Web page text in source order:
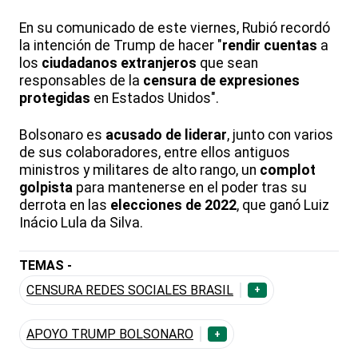
En su comunicado de este viernes, Rubió recordó
la intención de Trump de hacer "rendir cuentas a
los ciudadanos extranjeros que sean
responsables de la censura de expresiones
protegidas en Estados Unidos".
Bolsonaro es acusado de liderar, junto con varios
de sus colaboradores, entre ellos antiguos
ministros y militares de alto rango, un complot
golpista para mantenerse en el poder tras su
derrota en las elecciones de 2022, que ganó Luiz
Inácio Lula da Silva.
TEMAS -
CENSURA REDES SOCIALES BRASIL
+
APOYO TRUMP BOLSONARO +